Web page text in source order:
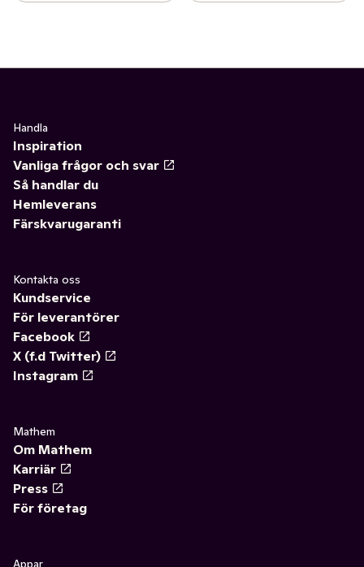
Handla
Inspiration
Vanliga frågor och svar
Så handlar du
Hemleverans
Färskvarugaranti
Kontakta oss
Kundservice
För leverantörer
Facebook
X (f.d Twitter)
Instagram
Mathem
Om Mathem
Karriär
Press
För företag
Appar